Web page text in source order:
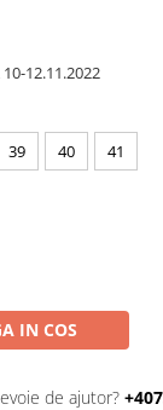
12.11.2022
39 40 41
IN COS
de ajutor?